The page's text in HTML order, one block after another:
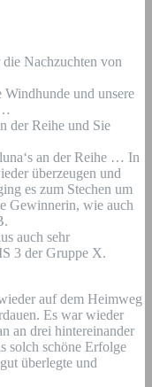
Nachzuchten von
und unsere
der Reihe und Sie
an der Reihe … In
überzeugen und
es zum Stechen um
Gewinnerin, wie auch
auch sehr
3 der Gruppe X.
auf dem Heimweg
Es war wieder
an drei hintereinander
solch schöne Erfolge
überlegte und